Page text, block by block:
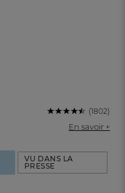
(1802)
En savoir +
VU DANS LA
PRESSE